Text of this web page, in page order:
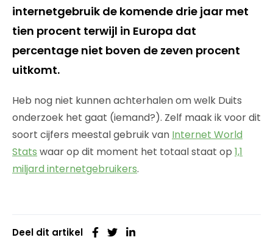
internetgebruik de komende drie jaar met
tien procent terwijl in Europa dat
percentage niet boven de zeven procent
uitkomt.
Heb nog niet kunnen achterhalen om welk Duits
onderzoek het gaat (iemand?). Zelf maak ik voor dit
soort cijfers meestal gebruik van Internet World
Stats waar op dit moment het totaal staat op 1,1
miljard internetgebruikers.
Deel dit artikel